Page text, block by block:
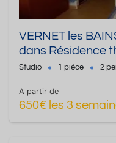
VERNET les
dans Résidence
Studio 1 pièce 2
A partir de
650€ les 3